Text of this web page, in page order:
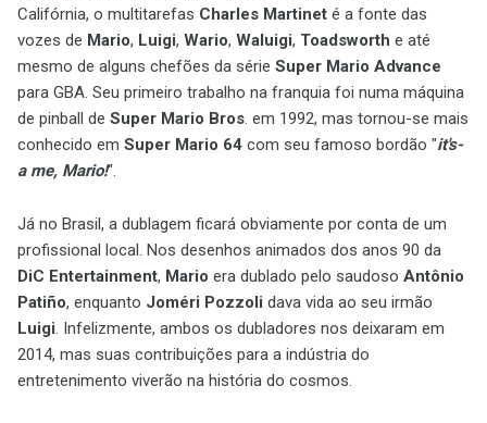
Califórnia, o multitarefas Charles Martinet é a fonte das
vozes de Mario, Luigi, Wario, Waluigi, Toadsworth e até
mesmo de alguns chefões da série Super Mario Advance
para GBA. Seu primeiro trabalho na franquia foi numa máquina
de pinball de Super Mario Bros. em 1992, mas tornou-se mais
conhecido em Super Mario 64 com seu famoso bordão "it's-
a me, Mario!".
Já no Brasil, a dublagem ficará obviamente por conta de um
profissional local. Nos desenhos animados dos anos 90 da
DiC Entertainment, Mario era dublado pelo saudoso Antônio
Patiño, enquanto Joméri Pozzoli dava vida ao seu irmão
Luigi. Infelizmente, ambos os dubladores nos deixaram em
2014, mas suas contribuições para a indústria do
entretenimento viverão na história do cosmos.